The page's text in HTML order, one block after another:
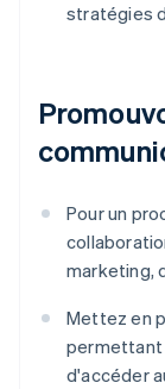
stratégies
Pour un
marketing,
Mettez en
permettant
d'accéder